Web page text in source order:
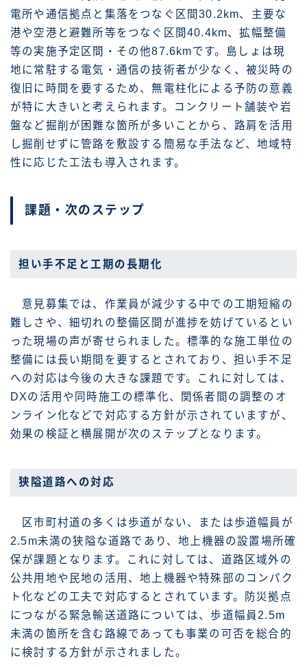
電所や通信拠点と集落をつなぐ区間30.2km、主要な
港や空港と避難所等をつなぐ区間40.4km、拡幅整備
等の実施予定区間・その他87.6kmです。島しょは現
地に常駐する電気・通信の技術者が少なく、被災時の
復旧に時間を要するため、無電柱化による予防の意義
が特に大きいと考えられます。コンクリート舗装や岩
盤など掘削が困難な箇所が多いことから、路肩を活用
し掘削せずに管路を敷設する簡易な手法など、地域特
性に応じた工法も導入されます。
課題・次のステップ
担い手不足と工期の長期化
意見募集では、作業員が減少する中での工期短縮の
難しさや、細切れの整備区間が進捗を妨げているとい
った現場の声が寄せられました。標準的な施工単位の
整備には長い期間を要するとされており、担い手不足
への対応は今後の大きな課題です。これに対しては、
DXの活用や同時施工の標準化、関係者間の調整のオ
ンライン化などで対応する方針が示されていますが、
効果の検証と横展開が次のステップとなります。
狭隘道路への対応
区市町村道の多くは歩道がない、または歩道幅員が
2.5m未満の狭隘な道路であり、地上機器の設置場所確
保が課題となります。これに対しては、道路区域外の
公共用地や民地の活用、地上機器や特殊部のコンパク
ト化などの工夫で対応するとされています。防災拠点
につながる緊急輸送道路については、歩道幅員2.5m
未満の箇所を含む路線であっても事業の可否を総合的
に検討する方針が示されました。